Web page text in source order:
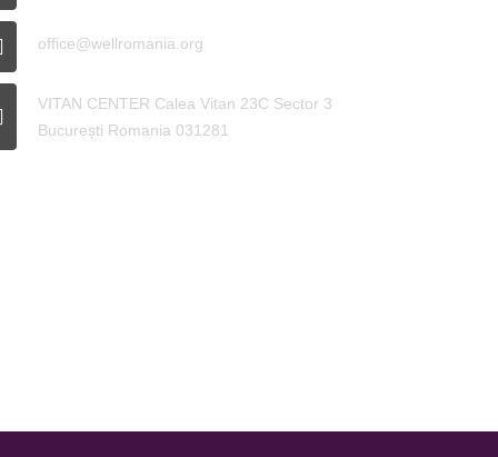
office@wellromania.org
VITAN CENTER Calea Vitan 23C Sector 3
București Romania 031281